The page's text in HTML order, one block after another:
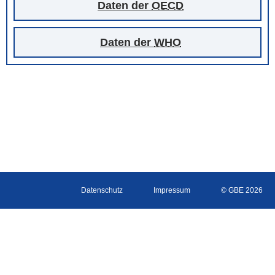
Daten der OECD
Daten der WHO
Datenschutz Impressum © GBE 2026